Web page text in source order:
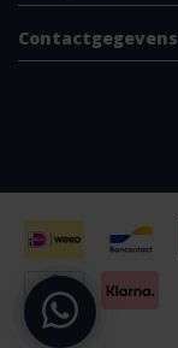
Contactgegevens